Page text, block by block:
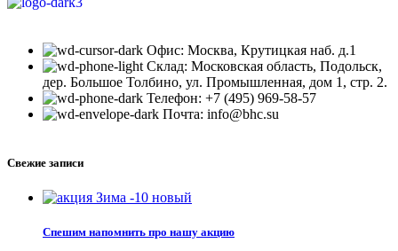
Офис: Москва, Крутицкая наб. д.1
Склад: Московская область, Подольск,
дер. Большое Толбино, ул. Промышленная, дом 1, стр. 2.
Телефон: +7 (495) 969-58-57
Почта: info@bhc.su
Свежие записи
Спешим напомнить про нашу акцию